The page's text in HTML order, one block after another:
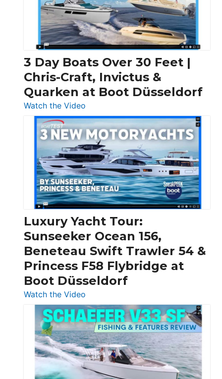
3 Day Boats Over 30 Feet |
Chris-Craft, Invictus &
Quarken at Boot Düsseldorf
Watch the Video
3
Day
Boats
Over
30
Feet
|
Chris-
Craft,
Invictus
&
Quarken
at
Boot
Luxury Yacht Tour:
Sunseeker Ocean 156,
Beneteau Swift Trawler 54 &
Princess F58 Flybridge at
Boot Düsseldorf
Watch the Video
Luxury
Yacht
Tour:
Sunseeker
Ocean
156,